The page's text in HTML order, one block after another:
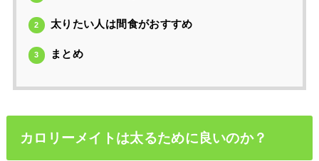
2 太りたい人は間食がおすすめ
3 まとめ
カロリーメイトは太るために良いのか？